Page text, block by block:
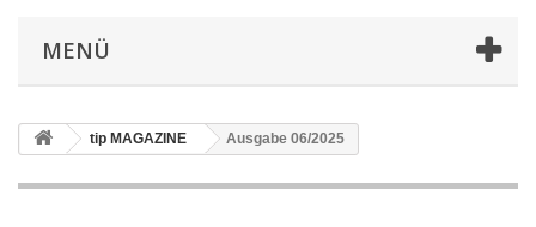
MENÜ
tip MAGAZINE Ausgabe 06/2025